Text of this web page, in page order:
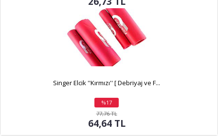
Singer Elcik ''Kırmızı'' [ Debriyaj ve F...
%17
indirim
77,76 TL
64,64 TL